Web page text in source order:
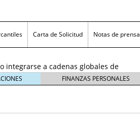
Carta de Solicitud Notas de prensa
al Mundial 2026: cómo prepararse
6 enero, 2026
creciendo y cómo aprovechar la
integrarse a cadenas globales de
en las pequeñas y medianas
y pérdidas en miles de PYMEs
FINANZAS PERSONALES